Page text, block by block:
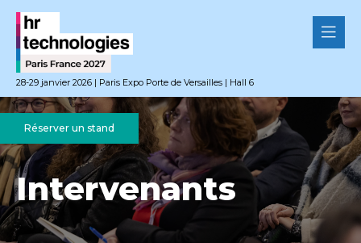
28-29 janvier 2026 | Paris Expo Porte de Versailles | Hall 6
Réserver un stand
Intervenants